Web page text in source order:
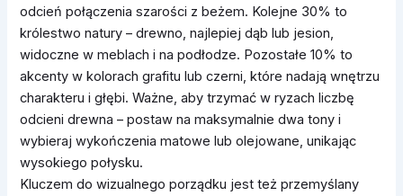
odcień połączenia szarości z beżem. Kolejne 30% to
królestwo natury – drewno, najlepiej dąb lub jesion,
widoczne w meblach i na podłodze. Pozostałe 10% to
akcenty w kolorach grafitu lub czerni, które nadają wnętrzu
charakteru i głębi. Ważne, aby trzymać w ryzach liczbę
odcieni drewna – postaw na maksymalnie dwa tony i
wybieraj wykończenia matowe lub olejowane, unikając
wysokiego połysku.
Kluczem do wizualnego porządku jest też przemyślany